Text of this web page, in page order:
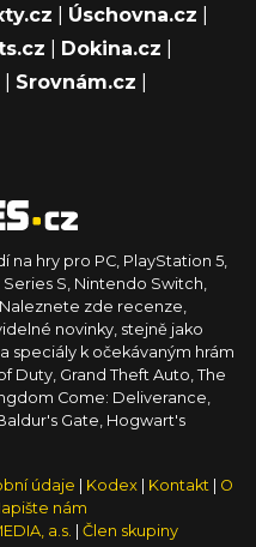
Úschovna.cz
Dokina.cz
Srovnám.cz
na hry pro PC, PlayStation 5,
Series S, Nintendo Switch,
zde recenze,
novinky, stejně jako
speciály k očekávaným hrám
Duty, Grand Theft Auto, The
Come: Deliverance,
Gate, Hogwart's
údaje Kodex Kontakt
O
nám
a.s.
Člen skupiny